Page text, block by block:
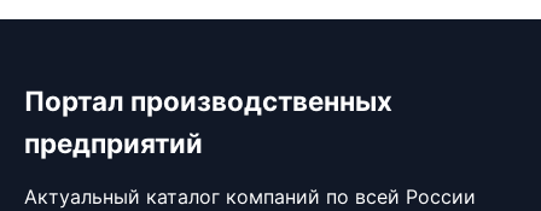
Портал производственных
предприятий
Актуальный каталог компаний по всей России